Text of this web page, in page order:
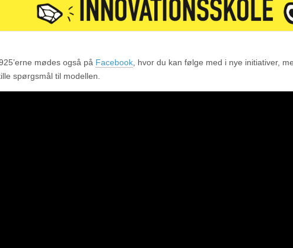
mødes også på Facebook , hvor du kan følge med i nye initiativer,
spørgsmål til modellen.